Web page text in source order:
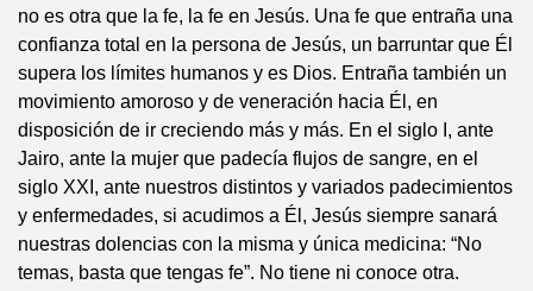
no es otra que la fe, la fe en Jesús. Una fe que entraña una
confianza total en la persona de Jesús, un barruntar que Él
supera los límites humanos y es Dios. Entraña también un
movimiento amoroso y de veneración hacia Él, en
disposición de ir creciendo más y más. En el siglo I, ante
Jairo, ante la mujer que padecía flujos de sangre, en el
siglo XXI, ante nuestros distintos y variados padecimientos
y enfermedades, si acudimos a Él, Jesús siempre sanará
nuestras dolencias con la misma y única medicina: “No
temas, basta que tengas fe”. No tiene ni conoce otra.